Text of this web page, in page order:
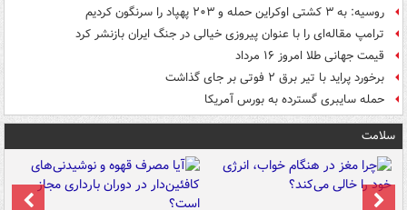
روسیه: به ۳ کشتی اوکراین حمله و ۲۰۳ پهپاد را سرنگون کردیم
ترامپ مقاله‌ای را با عنوان پیروزی خیالی در جنگ ایران بازنشر کرد
قیمت جهانی طلا امروز ۱۶ مرداد
برخورد پراید با تیر برق ۲ فوتی بر جای گذاشت
حمله سایبری گسترده به بورس آمریکا
سلامت